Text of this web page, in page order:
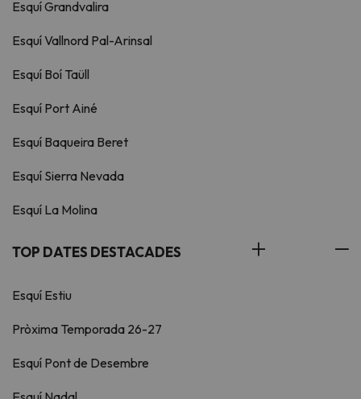
Esquí Grandvalira
Esquí Vallnord Pal-Arinsal
Esquí Boí Taüll
Esquí Port Ainé
Esquí Baqueira Beret
Esquí Sierra Nevada
Esquí La Molina
TOP DATES DESTACADES
Esquí Estiu
Pròxima Temporada 26-27
Esquí Pont de Desembre